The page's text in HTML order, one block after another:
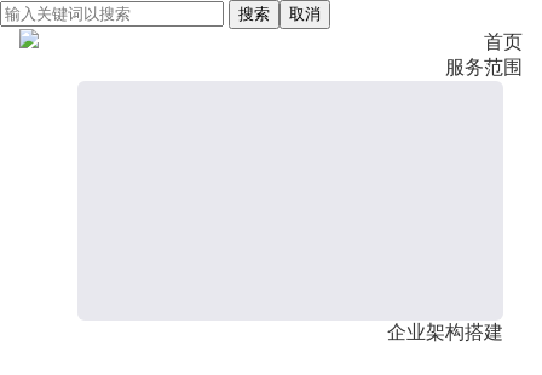
搜索 取消
首页
服务范围
企业架构搭建